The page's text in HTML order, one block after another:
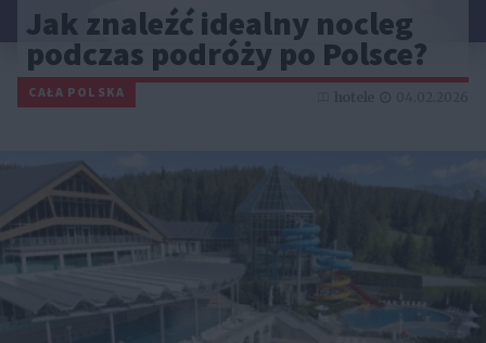
Jak znaleźć idealny nocleg
podczas podróży po Polsce?
CAŁA POLSKA